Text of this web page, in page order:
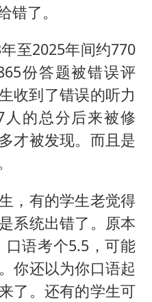
错了。
至2025年间约770
份答题被错误评
收到了错误的听力
人的总分后来被修
才被发现。而且是
，有的学生老觉得
系统出错了。原本
语考个5.5，可能
你还以为你口语起
了。还有的学生可